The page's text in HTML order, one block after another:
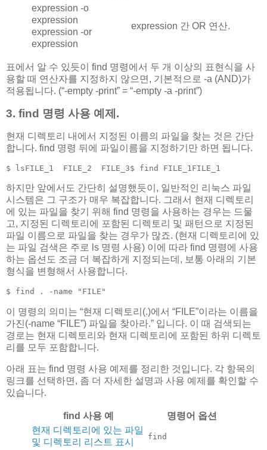
expression -o
expression
expression -or
expression
expression 간 OR 연산.
표에서 알 수 있듯이 find 명령에서 두 개 이상의 표현식을 사
용할 때 연산자를 지정하지 않으면, 기본적으로 -a (AND)가
적용됩니다. (“-empty -print” = “-empty -a -print”)
3. find 명령 사용 예제.
현재 디렉토리 내에서 지정된 이름의 파일을 찾는 것은 간단
합니다. find 명령 뒤에 파일이름을 지정하기만 하면 됩니다.
$ lsFILE_1  FILE_2  FILE_3$ find FILE_1FILE_1
하지만 앞에서도 간단히 설명했듯이, 일반적인 리눅스 파일
시스템은 그 구조가 매우 복잡합니다. 그래서 현재 디렉토리
에 있는 파일을 찾기 위해 find 명령을 사용하는 경우는 드물
고, 지정된 디렉토리에 포함된 디렉토리 및 패턴으로 지정된
파일 이름으로 파일을 찾는 경우가 많죠. (현재 디렉토리에 있
는 파일 검색은 주로 ls 명령 사용) 이에 따라 find 명령에 사용
하는 옵션도 조금 더 복잡하게 지정되는데, 보통 아래의 기본
형식을 변형해서 사용합니다.
$ find . -name "FILE"
이 명령의 의미는 “현재 디렉토리(.)에서 “FILE”이라는 이름을
가진(-name “FILE”) 파일을 찾아라.” 입니다. 이 때 검색되는
경로는 현재 디렉토리와 현재 디렉토리에 포함된 하위 디렉토
리를 모두 포함합니다.
아래 표는 find 명령 사용 예제를 정리한 것입니다. 각 항목의
링크를 선택하면, 좀 더 자세한 설명과 사용 예제를 확인할 수
있습니다.
find 사용 예
명령어 옵션
현재 디렉토리에 있는 파일
및 디렉토리 리스트 표시
find